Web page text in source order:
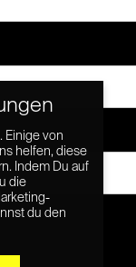
Einige von
helfen, diese
Indem Du auf
die
du den